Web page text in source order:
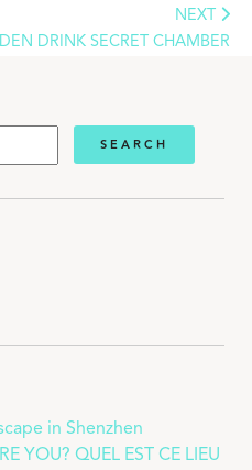
NEXT
DRINK SECRET CHAMBER
in Shenzhen
YOU? QUEL EST CE LIEU